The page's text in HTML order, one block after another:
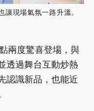
讓現場氣氛一路升溫。
兩度驚喜登場，與
透過舞台互動炒熱
認識新品，也能近